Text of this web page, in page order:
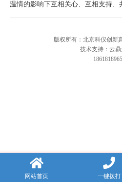
温情的影响下互相关心、互相支持、
版权所有：北京科仪创新
技术支持：云
网站首页 一键拨打